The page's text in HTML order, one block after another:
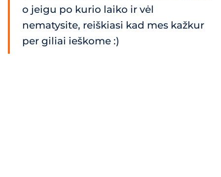
o jeigu po kurio laiko ir vėl
nematysite, reiškiasi kad mes kažkur
per giliai ieškome :)